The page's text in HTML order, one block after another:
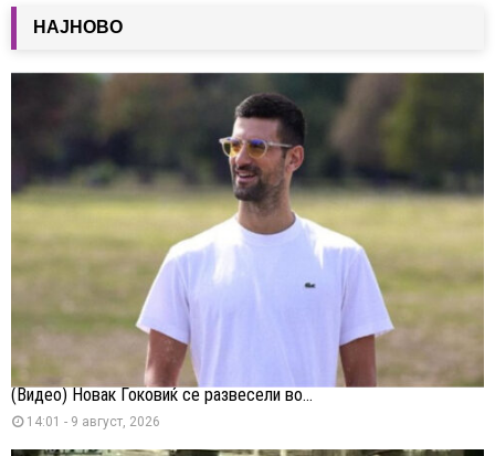
НАЈНОВО
(Видео) Новак Ѓоковиќ се развесели во...
14:01 - 9 август, 2026